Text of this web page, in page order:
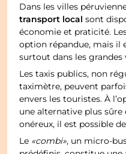
Dans les villes
transport local sont
économie et praticité.
option répandue, mais il
surtout dans les
Les taxis publics, non
taximètre, peuvent
envers les touristes. À
une alternative plus sûre
onéreux, il est possible
Le «combi», un micro-